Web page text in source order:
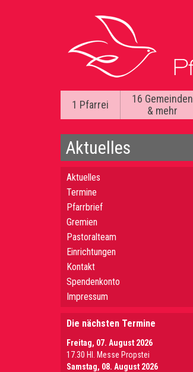
1 Pfarrei
16 Gemeinden
& mehr
Aktuelles
Aktuelles
Termine
Pfarrbrief
Gremien
Pastoralteam
Einrichtungen
Kontakt
Spendenkonto
Impressum
Die nächsten Termine
Freitag, 07. August 2026
17.30 Hl. Messe Propstei
Samstag, 08. August 2026